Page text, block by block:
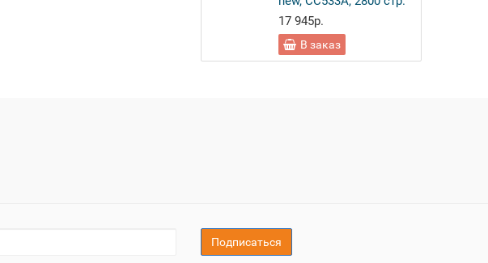
17 945р.
В заказ
Подписаться